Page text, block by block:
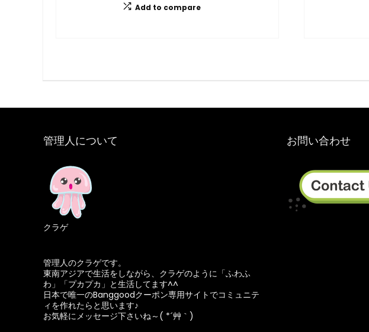
Add to compare
管理人について
クラゲ
管理人のクラゲです。
東南アジアで生活をしながら、クラゲのように「ふわふ
わ」「プカプカ」と生活してます^^
日本で唯一のBanggoodクーポン専用サイトでコミュニテ
ィを作れたらと思います♪
お気軽にメッセージ下さいね～( *´艸｀)
お問い合わせ